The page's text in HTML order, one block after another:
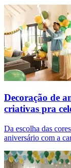
Decoração de
criativas pra
Da escolha das
aniversário com a